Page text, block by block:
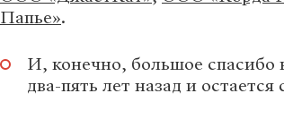
Папье».
И, конечно, большое спасибо
два-пять лет назад и остается